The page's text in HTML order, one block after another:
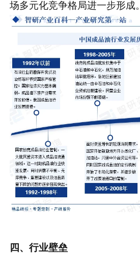
场多元化竞争格局进一步形成。
四、行业壁垒